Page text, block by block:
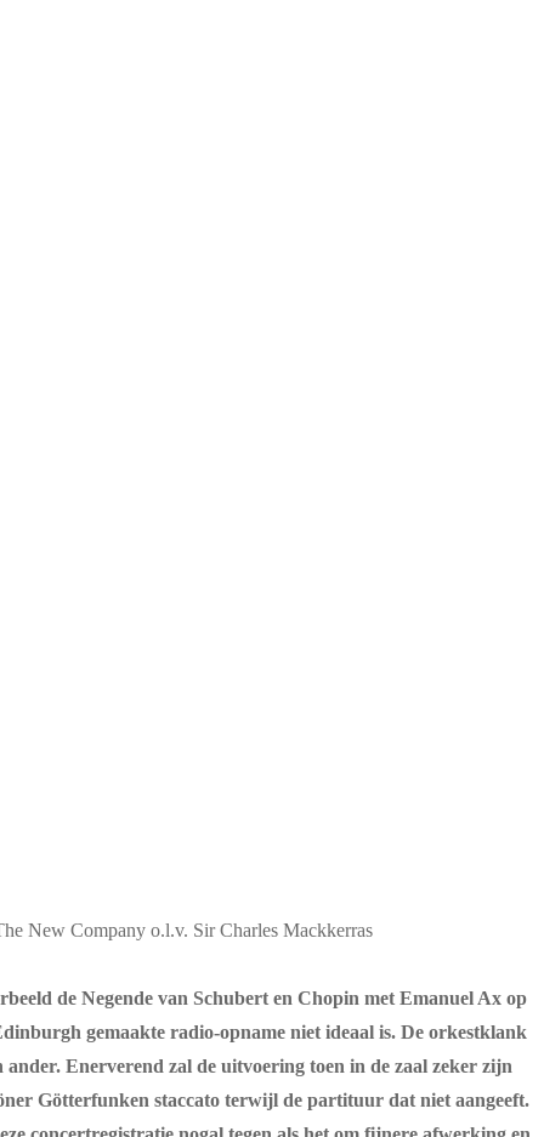
New Company o.l.v. Sir Charles Mackkerras
de Negende van Schubert en Chopin met Emanuel Ax op
gemaakte radio-opname niet ideaal is. De orkestklank
Enerverend zal de uitvoering toen in de zaal zeker zijn
Götterfunken staccato terwijl de partituur dat niet aangeeft.